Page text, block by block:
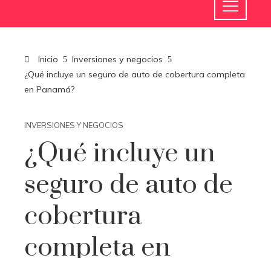
Inicio
Inversiones y negocios
¿Qué incluye un seguro de auto de cobertura completa
en Panamá?
INVERSIONES Y NEGOCIOS
¿Qué incluye un
seguro de auto de
cobertura
completa en